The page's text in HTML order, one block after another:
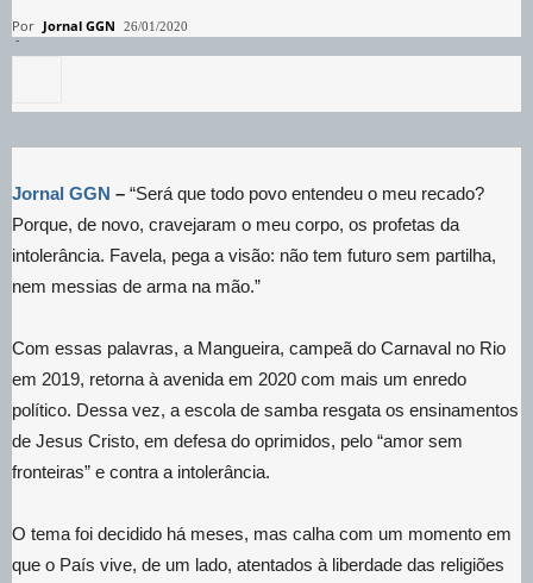
Por Jornal GGN
-
26/01/2020
Jornal GGN – “Será que todo povo entendeu o meu recado?
Porque, de novo, cravejaram o meu corpo, os profetas da
intolerância. Favela, pega a visão: não tem futuro sem partilha,
nem messias de arma na mão.”
Com essas palavras, a Mangueira, campeã do Carnaval no Rio
em 2019, retorna à avenida em 2020 com mais um enredo
político. Dessa vez, a escola de samba resgata os ensinamentos
de Jesus Cristo, em defesa do oprimidos, pelo “amor sem
fronteiras” e contra a intolerância.
O tema foi decidido há meses, mas calha com um momento em
que o País vive, de um lado, atentados à liberdade das religiões